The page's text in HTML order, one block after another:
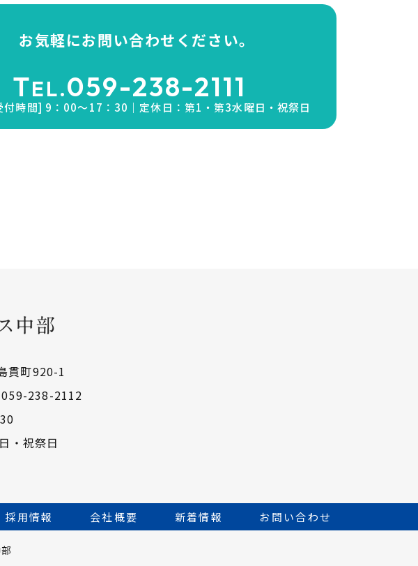
お気軽にお問い合わせください。
TEL.059-238-2111
付時間] 9：00～17：30｜ ​​​​​​​定休日：第1・第3水曜日・祝祭日
貫町920-1
059-238-2112
・祝祭日
採用情報 会社概要 新着情報 お問い合わせ